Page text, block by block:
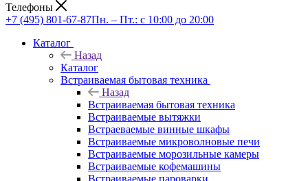
Телефоны
+7 (495) 801-67-87Пн. – Пт.: с 10:00 до 20:00
Каталог
Назад
Каталог
Встраиваемая бытовая техника
Назад
Встраиваемая бытовая техника
Встраиваемые вытяжки
Встраеваемые винные шкафы
Встраиваемые микроволновые печи
Встраиваемые морозильные камеры
Встраиваемые кофемашины
Встраиваемые пароварки